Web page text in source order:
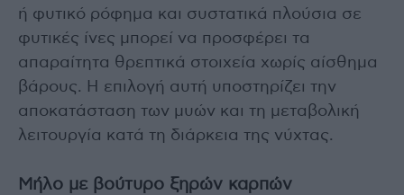
ή φυτικό ρόφημα και συστατικά πλούσια σε
φυτικές ίνες μπορεί να προσφέρει τα
απαραίτητα θρεπτικά στοιχεία χωρίς αίσθημα
βάρους. Η επιλογή αυτή υποστηρίζει την
αποκατάσταση των μυών και τη μεταβολική
λειτουργία κατά τη διάρκεια της νύχτας.
Μήλο με βούτυρο ξηρών καρπών